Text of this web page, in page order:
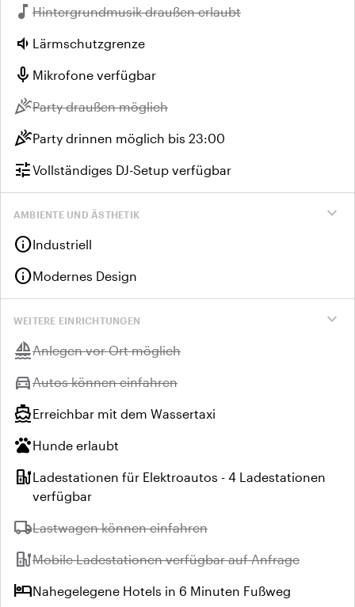
music_note Nicht verfügbar:
Hintergrundmusik draußen erlaubt
volume_down Lärmschutzgrenze
mic Mikrofone verfügbar
celebrationNicht verfügbar:
Party draußen möglich
celebrationParty drinnen möglich bis 23:00
tuneVollständiges DJ-Setup verfügbar
expand_more
AMBIENTE UND ÄSTHETIK
infoIndustriell
infoModernes Design
expand_more
WEITERE EINRICHTUNGEN
sailingNicht verfügbar:
Anlegen vor Ort möglich
directions_carNicht verfügbar:
Autos können einfahren
directions_boatErreichbar mit dem Wassertaxi
petsHunde erlaubt
ev_stationLadestationen für Elektroautos - 4 Ladestationen
verfügbar
local_shippingNicht verfügbar:
Lastwagen können einfahren
ev_stationNicht verfügbar:
Mobile Ladestationen verfügbar auf Anfrage
hotelNahegelegene Hotels in 6 Minuten Fußweg